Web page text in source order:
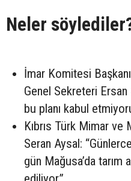
Neler
İmar Komitesi
Genel Sekreteri Ersan
bu planı kabul
Kıbrıs Türk Mimar ve
Seran Aysal:
gün Mağusa’da tarım